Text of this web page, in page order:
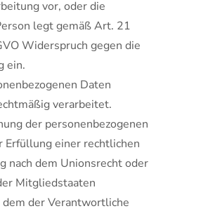
vor, oder die
legt gemäß Art. 21
Widerspruch gegen die
ein.
Daten
verarbeitet.
der personenbezogenen
Erfüllung einer rechtlichen
nach dem Unionsrecht oder
Mitgliedstaaten
der Verantwortliche